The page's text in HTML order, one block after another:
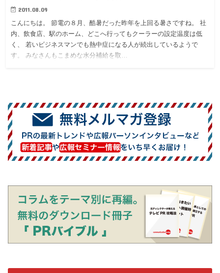
2011.08.09
こんにちは。 節電の８月、酷暑だった昨年を上回る暑さですね。 社
内、飲食店、駅のホーム、どこへ行ってもクーラーの設定温度は低
く、 若いビジネスマンでも熱中症になる人が続出しているようで
す。 みなさんもこまめな水分補給を取…